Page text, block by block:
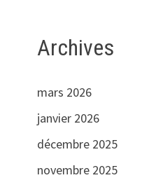
Archives
mars 2026
janvier 2026
décembre 2025
novembre 2025